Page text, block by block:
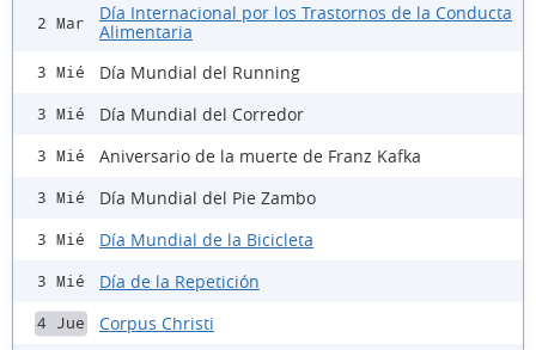
2 Mar
Día Internacional por los Trastornos de la Conducta
Alimentaria
3 Mié Día Mundial del Running
3 Mié Día Mundial del Corredor
3 Mié Aniversario de la muerte de Franz Kafka
3 Mié Día Mundial del Pie Zambo
3 Mié Día Mundial de la Bicicleta
3 Mié Día de la Repetición
4 Jue Corpus Christi